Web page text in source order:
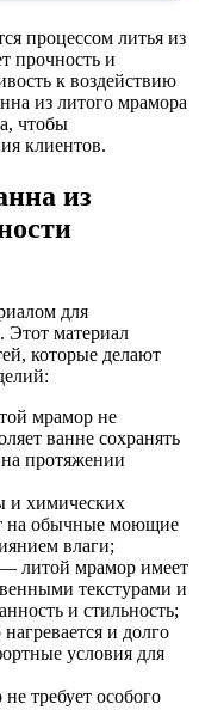
процессом литья из
прочность и
к воздействию
из литого мрамора
чтобы
клиентов.
из
для
Этот материал
которые делают
мрамор не
ванне сохранять
протяжении
и химических
на обычные моющие
влаги;
— литой мрамор имеет
текстурами и
и стильность;
и долго
условия для
требует особого